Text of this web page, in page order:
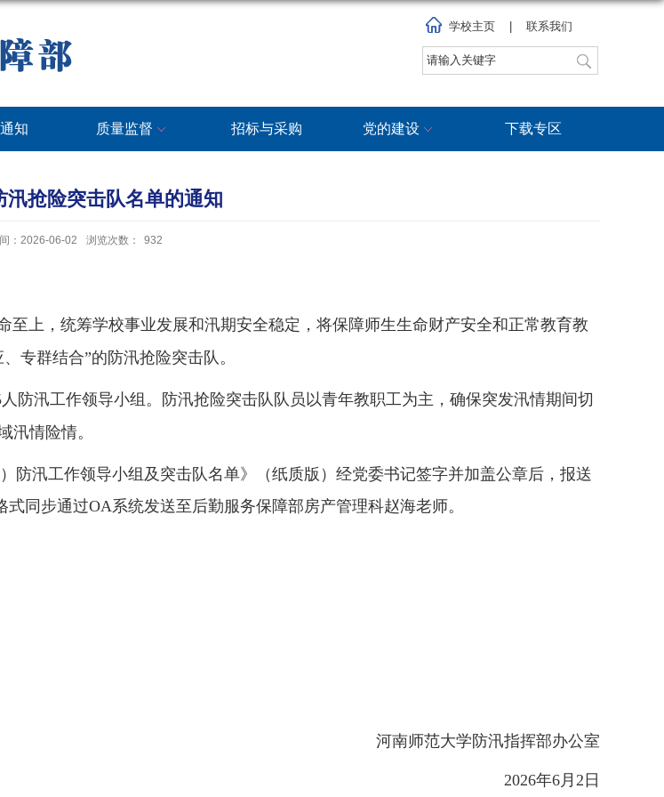
学校主页 联系我们
知 质量监督 招标与采购 党的建设 下载专区
汛抢险突击队名单的通知
：2026-06-02 浏览次数： 932
至上，统筹学校事业发展和汛期安全稳定，将保障师生生命财产安全和正常教育教
专群结合”的防汛抢险突击队。
人防汛工作领导小组。防汛抢险突击队队员以青年教职工为主，确保突发汛情期间切
汛情险情。
防汛工作领导小组及突击队名单》（纸质版）经党委书记签字并加盖公章后，报送
式同步通过OA系统发送至后勤服务保障部房产管理科赵海老师。
河南师范大学防汛指挥部办公室
2026年6月 2 日